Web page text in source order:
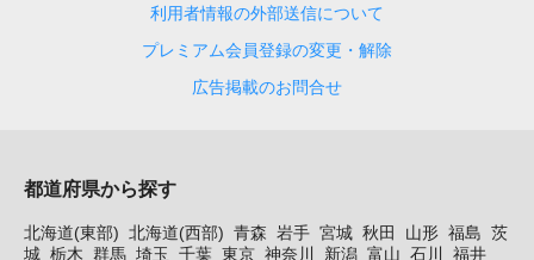
利用者情報の外部送信について
プレミアム会員登録の変更・解除
広告掲載のお問合せ
都道府県から探す
北海道(東部) 北海道(西部) 青森 岩手 宮城 秋田 山形 福島 茨
城 栃木 群馬 埼玉 千葉 東京 神奈川 新潟 富山 石川
福井